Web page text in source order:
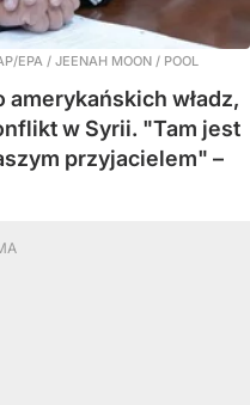
EPA / JEENAH MOON / POOL
amerykańskich władz,
w Syrii. "Tam jest
przyjacielem" –